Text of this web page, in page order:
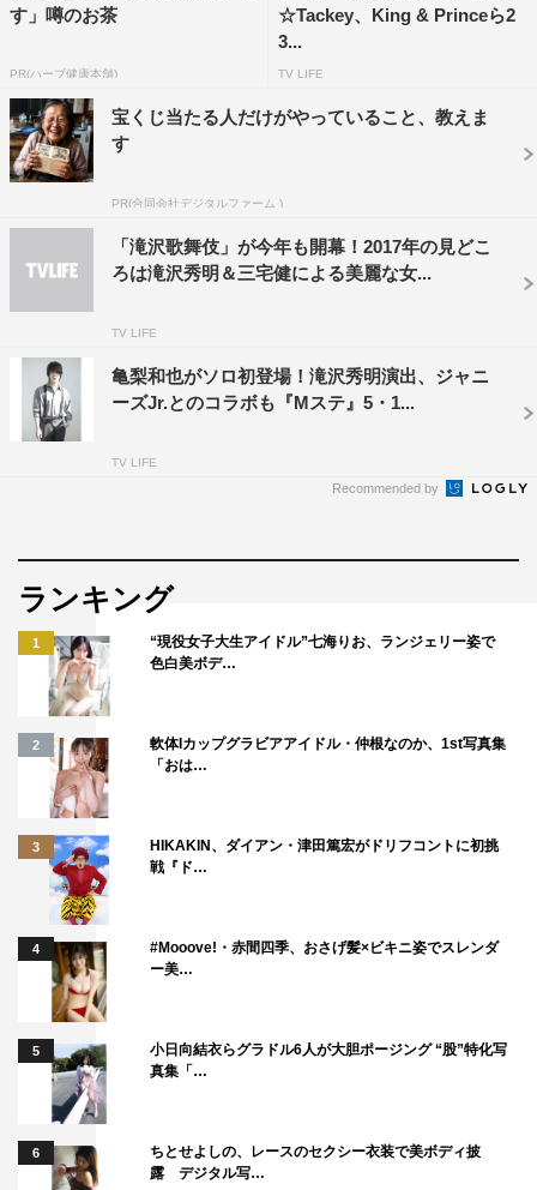
す」噂のお茶
PR(ハーブ健康本舗)
☆Tackey、King & Princeら2
3...
TV LIFE
宝くじ当たる人だけがやっていること、教えま
す
PR(合同会社デジタルファーム )
「滝沢歌舞伎」が今年も開幕！2017年の見どこ
ろは滝沢秀明＆三宅健による美麗な女...
TV LIFE
亀梨和也がソロ初登場！滝沢秀明演出、ジャニ
ーズJr.とのコラボも『Mステ』5・1...
TV LIFE
Recommended by
ランキング
1
“現役女子大生アイドル”七海りお、ランジェリー姿で
色白美ボデ…
2
軟体Iカップグラビアアイドル・仲根なのか、1st写真集
「おは…
3
HIKAKIN、ダイアン・津田篤宏がドリフコントに初挑
戦『ド…
4
#Mooove!・赤間四季、おさげ髪×ビキニ姿でスレンダ
ー美…
5
小日向結衣らグラドル6人が大胆ポージング “股”特化写
真集「…
6
ちとせよしの、レースのセクシー衣装で美ボディ披
露 デジタル写…